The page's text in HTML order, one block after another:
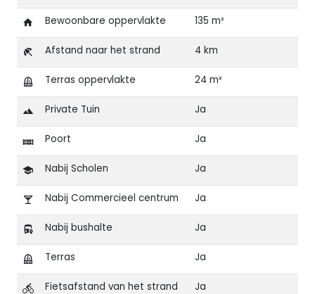
Bewoonbare oppervlakte 135 m²
Afstand naar het strand 4 km
Terras oppervlakte 24 m²
Private Tuin Ja
Poort Ja
Nabij Scholen Ja
Nabij Commercieel centrum Ja
Nabij bushalte Ja
Terras Ja
Fietsafstand van het strand Ja